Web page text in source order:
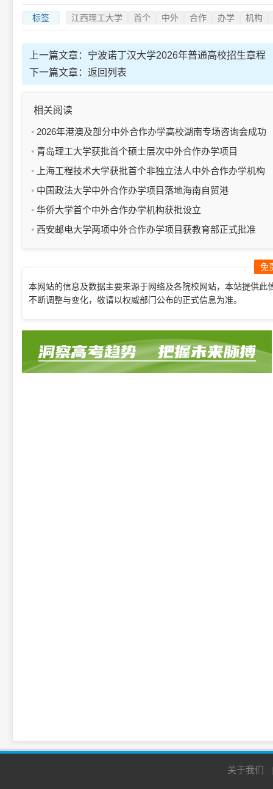
标签 江西理工大学 首个 中外 合作 办学 机构
上一篇文章： 宁波诺丁汉大学2026年普通高校招生章程
下一篇文章： 返回列表
相关阅读
2026年港澳及部分中外合作办学高校湖南专场咨询会成功
举办
青岛理工大学获批首个硕士层次中外合作办学项目
上海工程技术大学获批首个非独立法人中外合作办学机构
中国政法大学中外合作办学项目落地海南自贸港
华侨大学首个中外合作办学机构获批设立
西安邮电大学两项中外合作办学项目获教育部正式批准
免
本网站的信息及数据主要来源于网络及各院校网站，本站提供
不断调整与变化，敬请以权威部门公布的正式信息为准。
关于我们